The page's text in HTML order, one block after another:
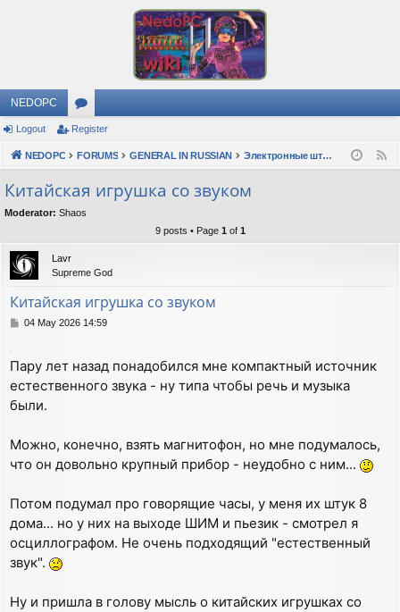
NEDOPC
or
u
s
Logout Register
NEDOPC FORUMS GENERAL IN RUSSIAN Электронные штучки
Китайская игрушка со звуком
Moderator: Shaos
9 posts • Page 1 of 1
Lavr
Supreme God
Китайская игрушка со звуком
P
t
04 May 2026 14:59
.
Пару лет назад понадобился мне компактный источник
естественного звука - ну типа чтобы речь и музыка
были.
Можно, конечно, взять магнитофон, но мне подумалось,
что он довольно крупный прибор - неудобно с ним...
Потом подумал про говорящие часы, у меня их штук 8
дома... но у них на выходе ШИМ и пьезик - смотрел я
осциллографом. Не очень подходящий "естественный
звук".
Ну и пришла в голову мысль о китайских игрушках со